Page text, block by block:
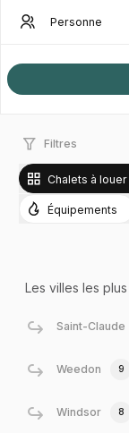
Filtres
Chalets à
Équipements
Les villes les
Saint-Claude
Weedon 9
Windsor 8